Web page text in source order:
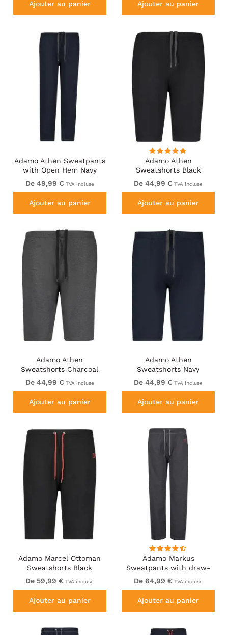
Ajouter au panier Ajouter au panier
Adamo Athen Sweatpants
with Open Hem Navy
De 49,99 € TVA incluse
Ajouter au panier
Adamo Athen
Sweatshorts Black
De 44,99 € TVA incluse
Ajouter au panier
Adamo Athen
Sweatshorts Charcoal
De 44,99 € TVA incluse
Ajouter au panier
Adamo Athen
Sweatshorts Navy
De 44,99 € TVA incluse
Ajouter au panier
Adamo Marcel Ottoman
Sweatshorts Black
De 59,99 € TVA incluse
Ajouter au panier
Adamo Markus
Sweatpants with draw-
cord Charcoal
De 64,99 € TVA incluse
Ajouter au panier